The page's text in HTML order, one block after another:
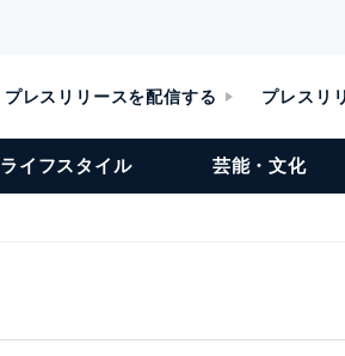
プレスリリースを配信する プレスリ
ライフスタイル 芸能・文化